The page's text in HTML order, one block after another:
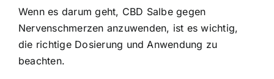
Wenn es darum geht, CBD Salbe gegen
Nervenschmerzen anzuwenden, ist es wichtig,
die richtige Dosierung und Anwendung zu
beachten.